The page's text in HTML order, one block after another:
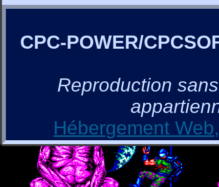
CPC-POWER/
Reproduction
Hébergement